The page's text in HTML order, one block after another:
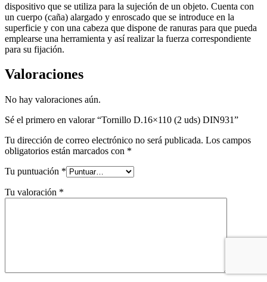
dispositivo que se utiliza para la sujeción de un objeto. Cuenta con
un cuerpo (caña) alargado y enroscado que se introduce en la
superficie y con una cabeza que dispone de ranuras para que pueda
emplearse una herramienta y así realizar la fuerza correspondiente
para su fijación.
Valoraciones
No hay valoraciones aún.
Sé el primero en valorar “Tornillo D.16×110 (2 uds) DIN931”
Tu dirección de correo electrónico no será publicada. Los campos
obligatorios están marcados con *
Tu puntuación *
Tu valoración *